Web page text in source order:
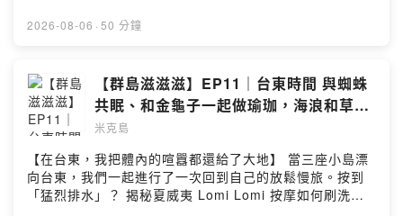
測的失控感？從尖叫、逃跑，到試著觀察、溝通和保持距
---------------------每個人都是一座小島，有自己的天氣、
節奏，還有獨特的生態系和生命力。三座小島，開始有了
交會，甚至有時候，會突然連上線——滋滋滋⚡滋滋滋⚡這
是一份給小島們的邀請，這裡沒有標準答案，我們聊聊關
於身體的感覺、情緒的起伏，還有生活裡那些卡住、卻又
很真實的片刻。也許，你會在某一段對話裡，剛好，和我
們接上線，那就一起成為流動的群島吧——滋滋滋⚡滋滋滋
⚡Powered by Firstory Hosting
2026-08-06 · 50 分鐘
【群島滋滋滋】EP11｜台東時間 與蜘蛛
共眠、和金龜子一起做瑜珈，海浪和草地
之間回到自己的慢旅
米克島
【在台東，我把體內的喧囂都還給了大地】 當三座小島漂
向台東，我們一起進行了一次回到自己的放鬆慢旅。按到
「猛烈排水」？ 揭秘夏威夷 Lomi Lomi 按摩如何刷洗身